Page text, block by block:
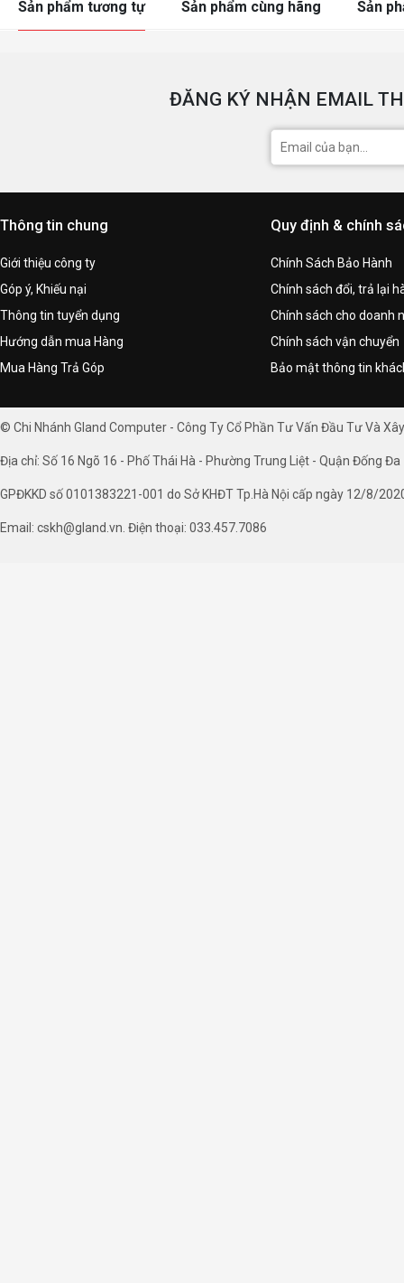
Sản phẩm tương tự Sản phẩm cùng hãng Sản
ĐĂNG KÝ NHẬN EMAIL
Thông tin chung
Giới thiệu công ty
Góp ý, Khiếu nại
Thông tin tuyển dụng
Hướng dẫn mua Hàng
Mua Hàng Trả Góp
Quy định & chính
Chính Sách Bảo Hành
Chính sách đổi, trả lại
Chính sách cho doanh
Chính sách vận chuyển
Bảo mật thông tin
© Chi Nhánh Gland Computer - Công Ty Cổ Phần Tư Vấn Đầu Tư Và
Địa chỉ: Số 16 Ngõ 16 - Phố Thái Hà - Phường Trung Liệt - Quận Đống Đa
GPĐKKD số 0101383221-001 do Sở KHĐT Tp.Hà Nội cấp ngày 12/8/
Email: cskh@gland.vn. Điện thoại: 033.457.7086